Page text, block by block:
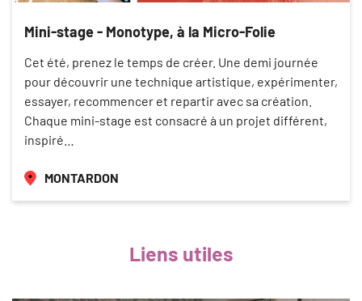
Mini-stage - Monotype, à la Micro-Folie
Cet été, prenez le temps de créer. Une demi journée
pour découvrir une technique artistique, expérimenter,
essayer, recommencer et repartir avec sa création.
Chaque mini-stage est consacré à un projet différent,
inspiré…
MONTARDON
Liens utiles